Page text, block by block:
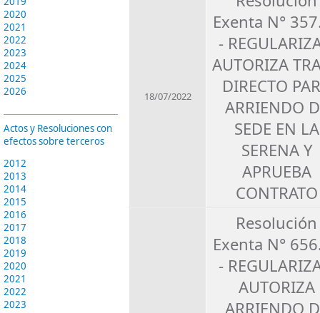
2020
2021
2022
2023
2024
2025
2026
Actos y Resoluciones con
efectos sobre terceros
2012
2013
2014
2015
2016
2017
2018
2019
2020
2021
2022
2023
18/07/2022
Exenta N°
-
AUTORIZA
DIRECTO
ARRIENDO
SEDE EN LA
SERENA Y
APRUEBA
CONTRATO
Resolución
Exenta N°
-
AUTORIZA
ARRIENDO